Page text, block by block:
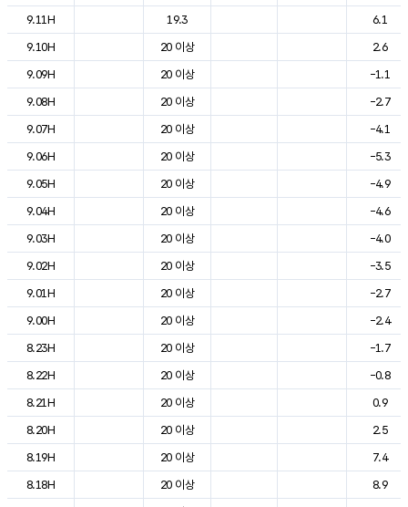
9.11H
19.3
6.1
9.10H
20 이상
2.6
9.09H
20 이상
-1.1
9.08H
20 이상
-2.7
9.07H
20 이상
-4.1
9.06H
20 이상
-5.3
9.05H
20 이상
-4.9
9.04H
20 이상
-4.6
9.03H
20 이상
-4.0
9.02H
20 이상
-3.5
9.01H
20 이상
-2.7
9.00H
20 이상
-2.4
8.23H
20 이상
-1.7
8.22H
20 이상
-0.8
8.21H
20 이상
0.9
8.20H
20 이상
2.5
8.19H
20 이상
7.4
8.18H
20 이상
8.9